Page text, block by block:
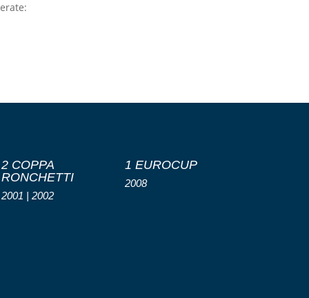
2 COPPA
RONCHETTI
2001 | 2002
1 EUROCUP
2008